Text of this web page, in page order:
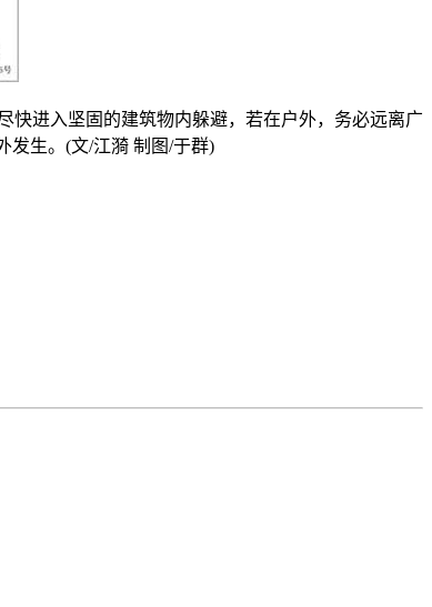
进入坚固的建筑物内躲避，若在户外，务必远离广
发生。(文/江漪 制图/于群)